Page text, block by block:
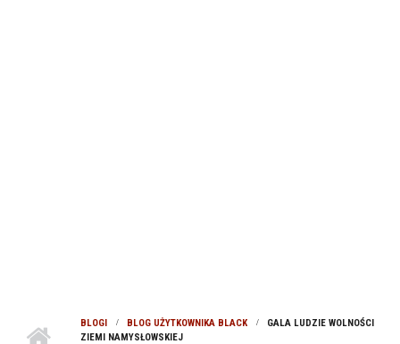
BLOGI BLOG UŻYTKOWNIKA BLACK
GALA LUDZIE WOLNOŚCI
ZIEMI NAMYSŁOWSKIEJ